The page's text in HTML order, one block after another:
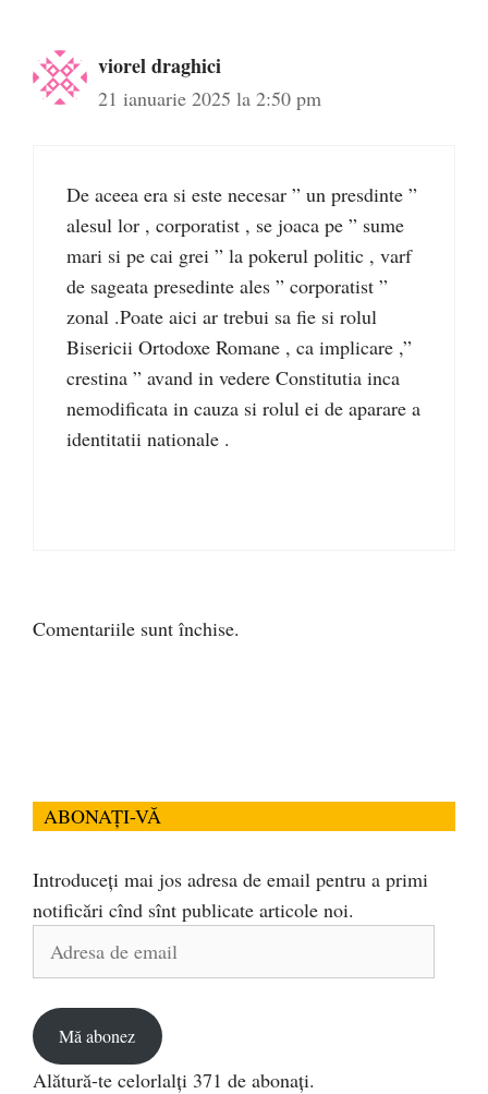
viorel draghici
21 ianuarie 2025 la 2:50 pm
De aceea era si este necesar ” un presdinte ”
alesul lor , corporatist , se joaca pe ” sume
mari si pe cai grei ” la pokerul politic , varf
de sageata presedinte ales ” corporatist ”
zonal .Poate aici ar trebui sa fie si rolul
Bisericii Ortodoxe Romane , ca implicare ,”
crestina ” avand in vedere Constitutia inca
nemodificata in cauza si rolul ei de aparare a
identitatii nationale .
Comentariile sunt închise.
ABONAȚI-VĂ
Introduceți mai jos adresa de email pentru a primi
notificări cînd sînt publicate articole noi.
Adresa
Mă abonez
Alătură-te celorlalți 371 de abonați.